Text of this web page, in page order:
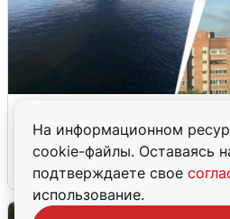
На информационном
cookie-файлы. Оставаясь
подтверждаете свое
использование.
Ночная атака БПЛА
попадания и